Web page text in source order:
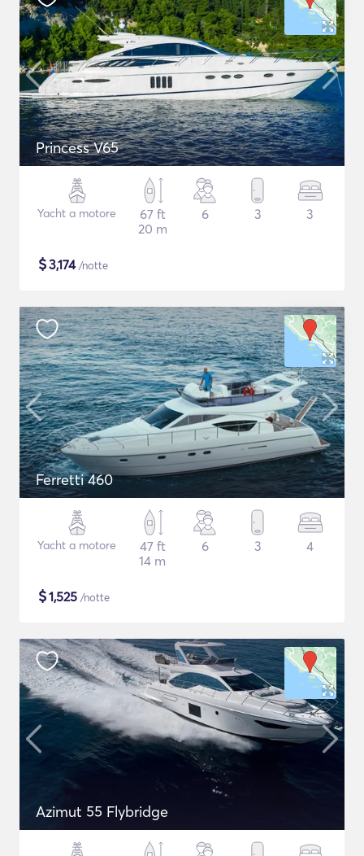
Princess V65
Yacht a motore
67 ft
20 m
6 3 3
$3,174/notte
Ferretti 460
Yacht a motore
47 ft
14 m
6 3 4
$1,525 /notte
Azimut 55 Flybridge